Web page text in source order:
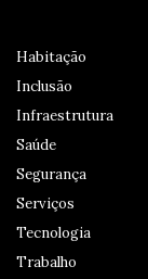
Habitação
Inclusão
Infraestrutura
Saúde
Segurança
Serviços
Tecnologia
Trabalho